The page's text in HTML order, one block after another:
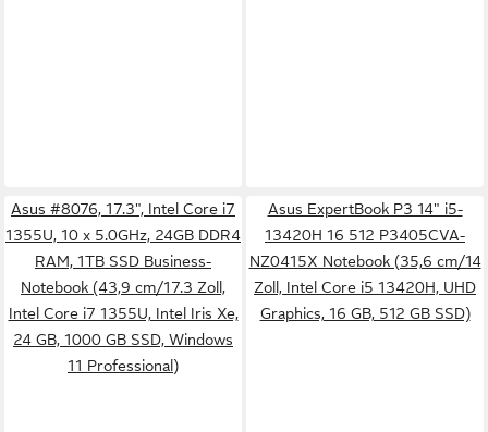
Asus #8076, 17.3", Intel Core i7
1355U, 10 x 5.0GHz, 24GB DDR4
RAM, 1TB SSD Business-
Notebook (43,9 cm/17.3 Zoll,
Intel Core i7 1355U, Intel Iris Xe,
24 GB, 1000 GB SSD, Windows
11 Professional)
Asus ExpertBook P3 14" i5-
13420H 16 512 P3405CVA-
NZ0415X Notebook (35,6 cm/14
Zoll, Intel Core i5 13420H, UHD
Graphics, 16 GB, 512 GB SSD)